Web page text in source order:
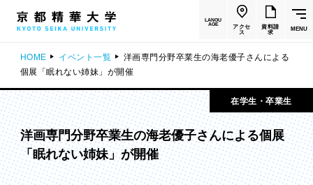
LANGU
AGE
アクセ
ス
資料請
求
MENU
HOME イベント一覧
洋画専門分野卒業生の海老優子さんによる
個展「眠れない姉妹」が開催
在学生・卒業生
洋画専門分野卒業生の海老優子さんによる個展
「眠れない姉妹」が開催